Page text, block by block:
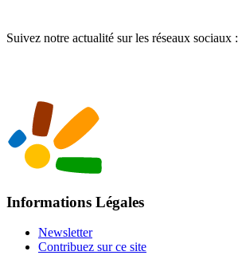
Suivez notre actualité sur les réseaux sociaux :
Informations Légales
Newsletter
Contribuez sur ce site